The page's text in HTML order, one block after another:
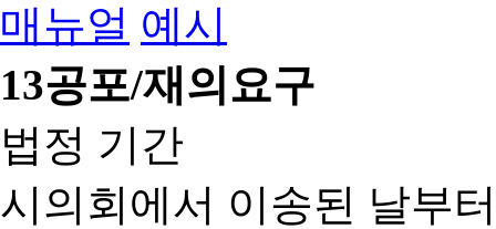
매뉴얼 예시
13공포/재의요구
법정 기간
시의회에서 이송된 날부